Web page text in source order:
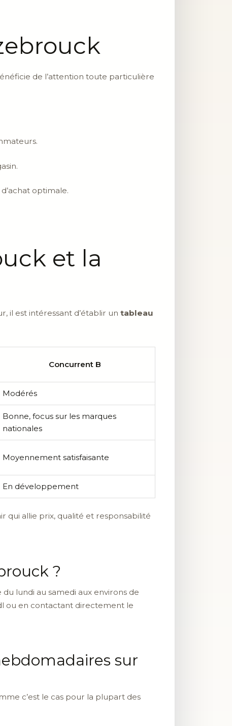
de l’attention toute particulière
optimale.
et la
il est intéressant d’établir un tableau
Concurrent B
Modérés
Bonne, focus sur les marques
nationales
Moyennement satisfaisante
En développement
qui allie prix, qualité et responsabilité
?
lundi au samedi aux environs de
ou en contactant directement le
sur
c’est le cas pour la plupart des